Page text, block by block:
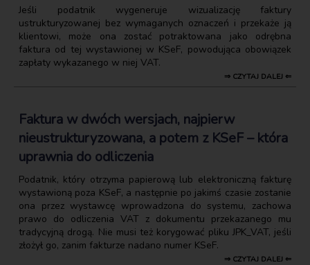
Jeśli podatnik wygeneruje wizualizację faktury
ustrukturyzowanej bez wymaganych oznaczeń i przekaże ją
klientowi, może ona zostać potraktowana jako odrębna
faktura od tej wystawionej w KSeF, powodująca obowiązek
zapłaty wykazanego w niej VAT.
⇒ CZYTAJ DALEJ ⇐
Faktura w dwóch wersjach, najpierw
nieustrukturyzowana, a potem z KSeF – która
uprawnia do odliczenia
Podatnik, który otrzyma papierową lub elektroniczną fakturę
wystawioną poza KSeF, a następnie po jakimś czasie zostanie
ona przez wystawcę wprowadzona do systemu, zachowa
prawo do odliczenia VAT z dokumentu przekazanego mu
tradycyjną drogą. Nie musi też korygować pliku JPK_VAT, jeśli
złożył go, zanim fakturze nadano numer KSeF.
⇒ CZYTAJ DALEJ ⇐